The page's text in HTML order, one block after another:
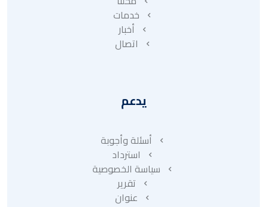
خدمات
أخبار
اتصال
يدعم
أسئلة وأجوبة
استرداد
سياسة الخصوصية
تقرير
عنوان